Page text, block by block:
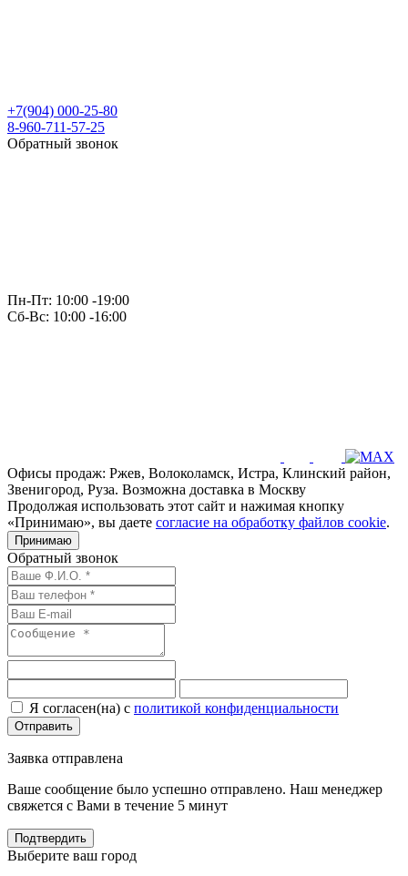
+7(904) 000-25-80
8-960-711-57-25
Обратный звонок
Пн-Пт: 10:00 -19:00
Сб-Вс: 10:00 -16:00
Офисы продаж: Ржев, Волоколамск, Истра, Клинский район,
Звенигород, Руза. Возможна доставка в Москву
Продолжая использовать этот сайт и нажимая кнопку
«Принимаю», вы даете согласие на обработку файлов cookie.
Принимаю
Обратный звонок
Я согласен(на) с политикой конфиденциальности
Отправить
Заявка отправлена
Ваше сообщение было успешно отправлено. Наш менеджер
свяжется с Вами в течение 5 минут
Подтвердить
Выберите ваш город